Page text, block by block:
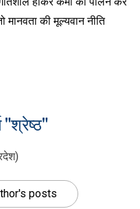
की मूल्यवान नीति
"श्रेष्ठ"
posts